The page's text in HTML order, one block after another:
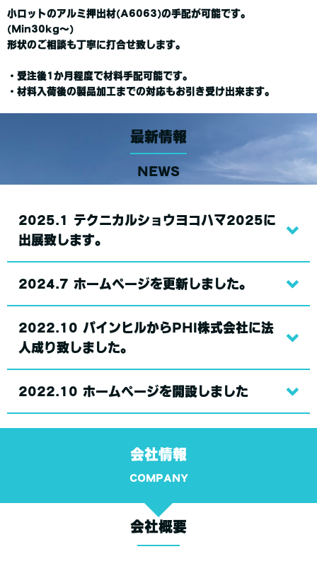
小ロットのアルミ押出材(A6063)の手配が可能です。
(Min30kg～)
形状のご相談も丁寧に打合せ致します。
・受注後1か月程度で材料手配可能です。
・材料入荷後の製品加工までの対応もお引き受け出来ます。
最新情報
NEWS
2025.1 テクニカルショウヨコハマ2025に
出展致します。
2024.7 ホームページを更新しました。
2022.10 パインヒルからPHI株式会社に法
人成り致しました。
2022.10 ホームページを開設しました
会社情報
COMPANY
会社概要